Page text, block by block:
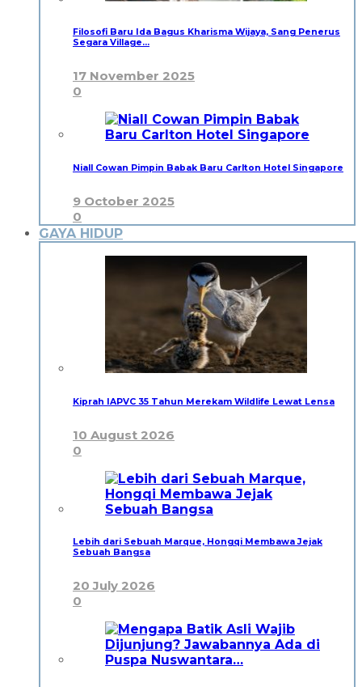
Filosofi Baru Ida Bagus Kharisma Wijaya, Sang Penerus
Segara Village…
17 November 2025
0
Niall Cowan Pimpin Babak Baru Carlton Hotel Singapore
9 October 2025
0
GAYA HIDUP
Kiprah IAPVC 35 Tahun Merekam Wildlife Lewat Lensa
10 August 2026
0
Lebih dari Sebuah Marque, Hongqi Membawa Jejak
Sebuah Bangsa
20 July 2026
0